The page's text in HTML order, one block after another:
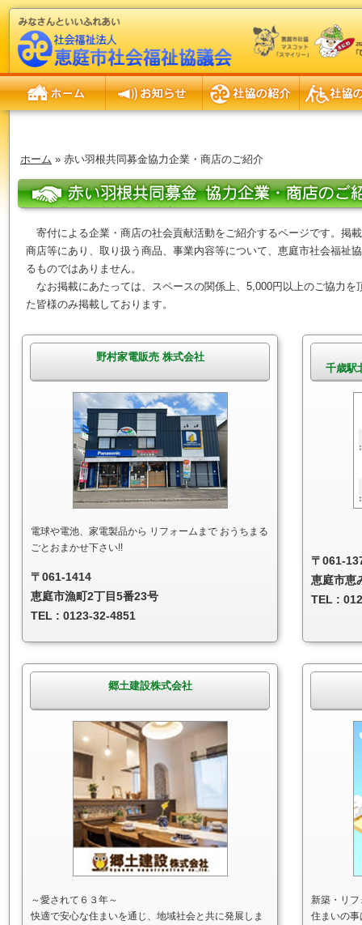
ホーム » 赤い羽根共同募金協力企業・商店のご紹介
赤い羽根共同募金協力企業・商店のご紹介
寄付による企業・商店の社会貢献活動をご紹介するページです。掲
商店等にあり、取り扱う商品、事業内容等について、恵庭市社会福祉
るものではありません。
なお掲載にあたっては、スペースの関係上、5,000円以上のご協力を
た皆様のみ掲載しております。
野村家電販売 株式会社
電球や電池、家電製品から リフォームまで おうちまる
ごとおまかせ下さい!!
〒061-1414
恵庭市漁町2丁目5番23号
TEL : 0123-32-4851
千歳駅
〒061-
恵庭市恵
TEL :
郷土建設株式会社
～愛されて６３年～
快適で安心な住まいを通じ、地域社会と共に発展しま
新築・リ
住まいの